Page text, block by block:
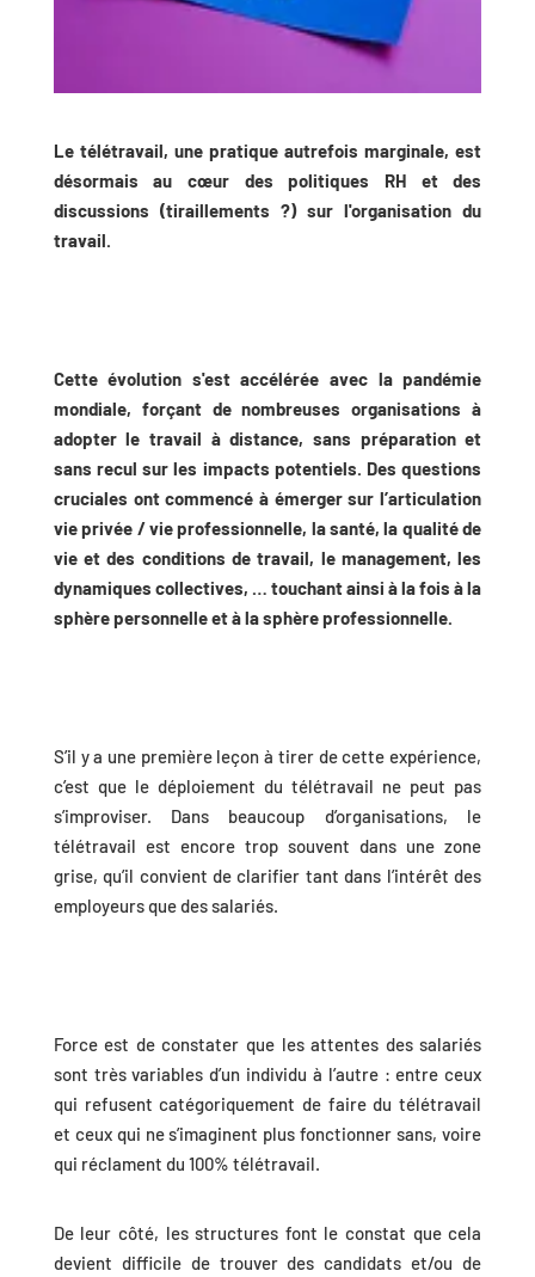
Le télétravail, une pratique autrefois marginale, est
désormais au cœur des politiques RH et des
discussions (tiraillements ?) sur l'organisation du
travail.
Cette évolution s'est accélérée avec la pandémie
mondiale, forçant de nombreuses organisations à
adopter le travail à distance, sans préparation et
sans recul sur les impacts potentiels. Des questions
cruciales ont commencé à émerger sur l’articulation
vie privée / vie professionnelle, la santé, la qualité de
vie et des conditions de travail, le management, les
dynamiques collectives, … touchant ainsi à la fois à la
sphère personnelle et à la sphère professionnelle.
S’il y a une première leçon à tirer de cette expérience,
c’est que le déploiement du télétravail ne peut pas
s’improviser. Dans beaucoup d’organisations, le
télétravail est encore trop souvent dans une zone
grise, qu’il convient de clarifier tant dans l’intérêt des
employeurs que des salariés.
Force est de constater que les attentes des salariés
sont très variables d’un individu à l’autre : entre ceux
qui refusent catégoriquement de faire du télétravail
et ceux qui ne s’imaginent plus fonctionner sans, voire
qui réclament du 100% télétravail.
De leur côté, les structures font le constat que cela
devient difficile de trouver des candidats et/ou de